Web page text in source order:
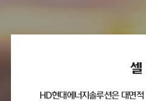
셀
HD현대에너지솔루션은 대면